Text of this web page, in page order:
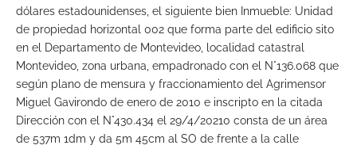
dólares estadounidenses, el siguiente bien Inmueble: Unidad
de propiedad horizontal 002 que forma parte del edificio sito
en el Departamento de Montevideo, localidad catastral
Montevideo, zona urbana, empadronado con el N°136.068 que
según plano de mensura y fraccionamiento del Agrimensor
Miguel Gavirondo de enero de 2010 e inscripto en la citada
Dirección con el N°430.434 el 29/4/20210 consta de un área
de 537m 1dm y da 5m 45cm al SO de frente a la calle